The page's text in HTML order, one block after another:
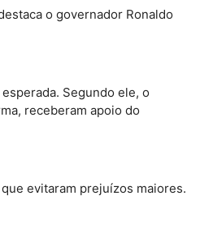
o governador Ronaldo
Segundo ele, o
receberam apoio do
evitaram prejuízos maiores.